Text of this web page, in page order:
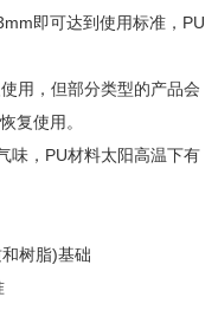
即可达到使用标准，PU
用，但部分类型的产品会
复使用。
味，PU材料太阳高温下有
树脂)基础